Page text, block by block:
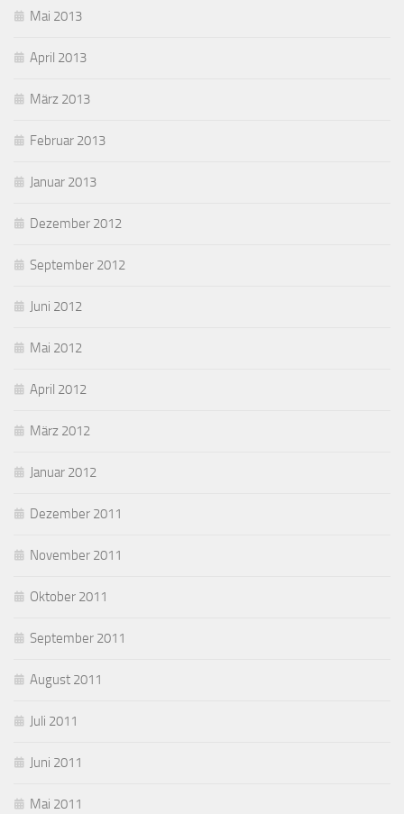
Mai 2013
April 2013
März 2013
Februar 2013
Januar 2013
Dezember 2012
September 2012
Juni 2012
Mai 2012
April 2012
März 2012
Januar 2012
Dezember 2011
November 2011
Oktober 2011
September 2011
August 2011
Juli 2011
Juni 2011
Mai 2011